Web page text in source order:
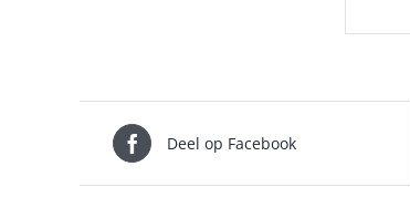
Deel op Facebook